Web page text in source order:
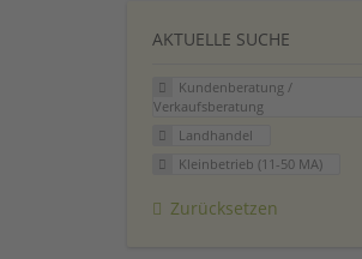
AKTUELLE SUCHE
Kundenberatung /
Verkaufsberatung
Landhandel
Kleinbetrieb (11-50 MA)
Zurücksetzen